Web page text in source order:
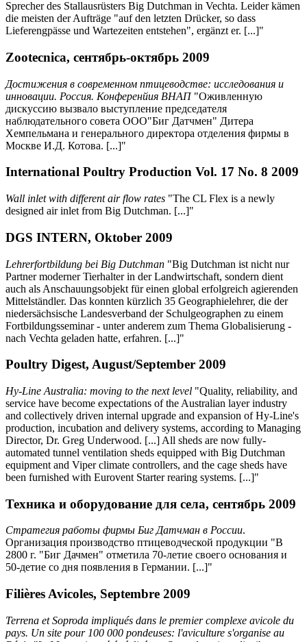
Sprecher des Stallausrüsters Big Dutchman in Vechta. Leider kämen
die meisten der Aufträge "auf den letzten Drücker, so dass
Lieferengpässe und Wartezeiten entstehen", ergänzt er. [...]"
Zootecnica, сентябрь-октябрь 2009
Достижения в современном птицеводстве: исследования и
инновации. Россия. Конференйия ВНАП"Оживленную
дискуссию вызвало выступление председателя
наблюдательного совета ООО"Биг Датчмен" Дитера
Хемпельмана и генерального директора отделения фирмы в
Москве И.Д. Котова. [...]"
International Poultry Production Vol. 17 No. 8 2009
Wall inlet with different air flow rates "The CL Flex is a newly
designed air inlet from Big Dutchman. [...]"
DGS INTERN, Oktober 2009
Lehrerfortbildung bei Big Dutchman "Big Dutchman ist nicht nur
Partner moderner Tierhalter in der Landwirtschaft, sondern dient
auch als Anschauungsobjekt für einen global erfolgreich agierenden
Mittelständler. Das konnten kürzlich 35 Geographielehrer, die der
niedersächsische Landesverband der Schulgeographen zu einem
Fortbildungsseminar - unter anderem zum Thema Globalisierung -
nach Vechta geladen hatte, erfahren. [...]"
Poultry Digest, August/September 2009
Hy-Line Australia: moving to the next level "Quality, reliability, and
service have become expectations of the Australian layer industry
and collectively driven internal upgrade and expansion of Hy-Line's
production, incubation and delivery systems, according to Managing
Director, Dr. Greg Underwood. [...] All sheds are now fully-
automated tunnel ventilation sheds equipped with Big Dutchman
equipment and Viper climate controllers, and the cage sheds have
been furnished with Eurovent Starter rearing systems. [...]"
Техника и оборудование для села, сентябрь 2009
Стратегия работы фирмы Биг Датчман в России.
Организация производство птицеводческой продукции "В
2800 г. "Биг Дачмен" отметила 70-летие своего основания и
50-детие со дня появления в Германии. [...]"
Filières Avicoles, Septembre 2009
Terrena et Soproda impliqués dans le premier complexe avicole du
pays. Un site pour 100 000 pondeuses: l'aviculture s'organise au